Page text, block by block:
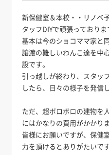
新保健室＆本校・・リノベ
タッフDIYで頑張っておりま
基本は今のショコママ家と
譲渡の難しいわんこ達を中
設です。
引っ越しが終わり、スタッ
したら、日々の様子を発信
ただ、超ボロボロの建物を
にはかなりの費用がかかりま
皆様にお願いですが、保健
力を頂けるとありがたいです